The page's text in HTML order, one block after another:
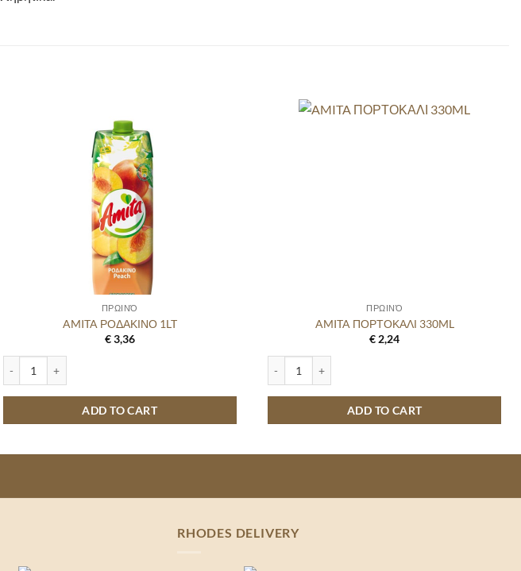
ΠΡΩΙΝΌ
AMITA ΡΟΔΑΚΙΝΟ 1LT
€3,36
ADD TO CART
ΠΡΩΙΝΌ
AMITA ΠΟΡΤΟΚΑΛΙ 330ML
€ 2,24
ADD TO CART
RHODES DELIVERY